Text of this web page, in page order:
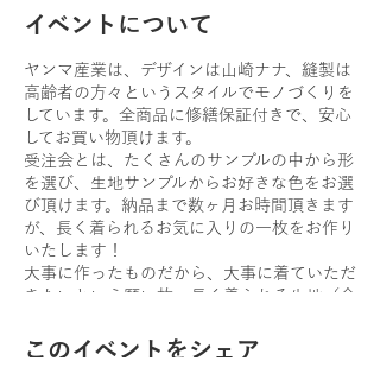
イベントについて
ヤンマ産業は、デザインは山崎ナナ、縫製は
高齢者の方々というスタイルでモノづくりを
しています。全商品に修繕保証付きで、安心
してお買い物頂けます。
受注会とは、たくさんのサンプルの中から形
を選び、生地サンプルからお好きな色をお選
び頂けます。納品まで数ヶ月お時間頂きます
が、長く着られるお気に入りの一枚をお作り
いたします！
大事に作ったものだから、大事に着ていただ
きたいという願い故、長く着られる生地（会
います。どうぞお気軽にお越し下さいませ。
このイベントをシェア